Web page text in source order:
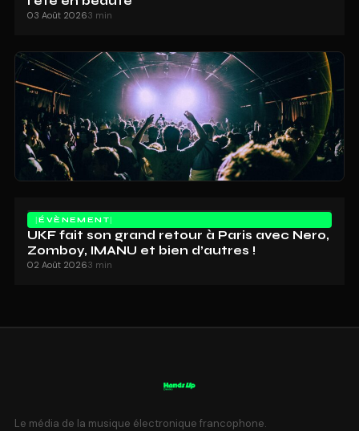
03 Août 20263 min
ÉVÈNEMENT
UKF fait son grand retour à Paris avec Nero,
Zomboy, IMANU et bien d’autres !
02 Août 20263 min
Le média de la musique électronique francophone.